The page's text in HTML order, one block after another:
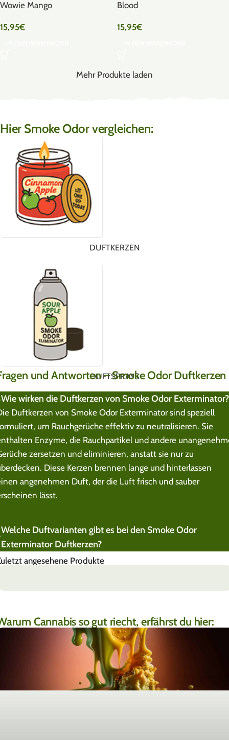
Wowie Mango
15,95€
Blood
15,95€
Mehr Produkte laden
Hier Smoke Odor vergleichen:
DUFTKERZEN
DUFTSPRAYS
und Antworten – Smoke Odor Duftkerzen
Wie wirken die Duftkerzen von Smoke Odor Exterminator?
Duftkerzen von Smoke Odor Exterminator sind speziell
um Rauchgerüche effektiv zu neutralisieren. Sie
Enzyme, die Rauchpartikel und andere
zersetzen und eliminieren, anstatt sie nur zu
Diese Kerzen brennen lange und hinterlassen
angenehmen Duft, der die Luft frisch und sauber
lässt.
Welche Duftvarianten gibt es bei den Smoke Odor
Exterminator Duftkerzen?
angesehene Produkte
Cannabis so gut riecht, erfährst du hier: